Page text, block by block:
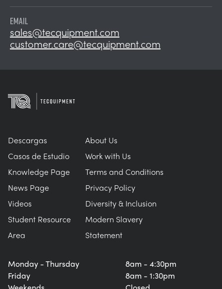
EMAIL
sales@tecquipment.com
customer.care@tecquipment.com
Monday - Thursday
Friday
8am - 4:30pm
8am - 1:30pm
Descargas
Casos de Estudio
Knowledge Page
News Page
Videos
Student Resource
Area
About Us
Work with Us
Terms and Conditions
Privacy Policy
Diversity & Inclusion
Modern Slavery
Statement